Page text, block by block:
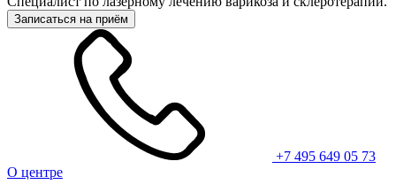
Записаться на приём
+7 495 649 05 73
О центре